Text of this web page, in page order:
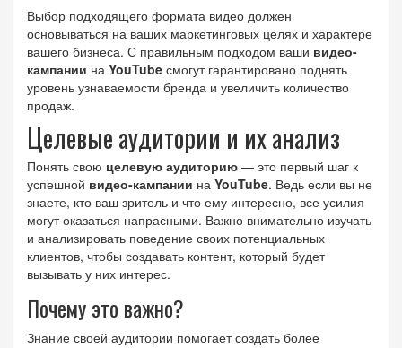
Выбор подходящего формата видео должен
основываться на ваших маркетинговых целях и характере
вашего бизнеса. С правильным подходом ваши видео-
кампании на YouTube смогут гарантировано поднять
уровень узнаваемости бренда и увеличить количество
продаж.
Целевые аудитории и их анализ
Понять свою целевую аудиторию — это первый шаг к
успешной видео-кампании на YouTube. Ведь если вы не
знаете, кто ваш зритель и что ему интересно, все усилия
могут оказаться напрасными. Важно внимательно изучать
и анализировать поведение своих потенциальных
клиентов, чтобы создавать контент, который будет
вызывать у них интерес.
Почему это важно?
Знание своей аудитории помогает создать более